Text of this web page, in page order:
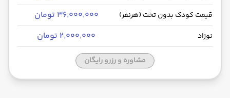
قیمت کودک بدون تخت (هرنفر) ۳۶٬۰۰۰٬۰۰۰ تومان
نوزاد ۲٬۰۰۰٬۰۰۰ تومان
مشاوره و رزرو رایگان